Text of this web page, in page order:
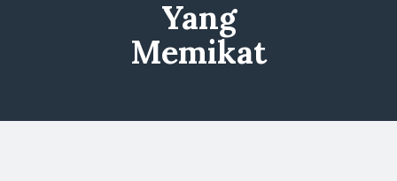
Yang
Memikat